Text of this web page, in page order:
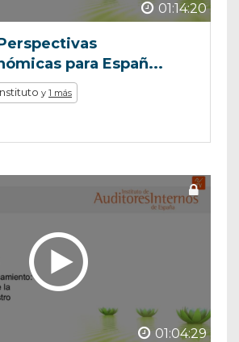
01:14:20
para Españ...
y 1 más
01:04:29